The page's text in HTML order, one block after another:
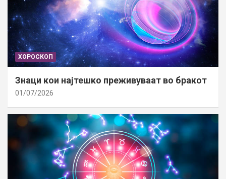
ХОРОСКОП
Знаци кои најтешко преживуваат во бракот
01/07/2026